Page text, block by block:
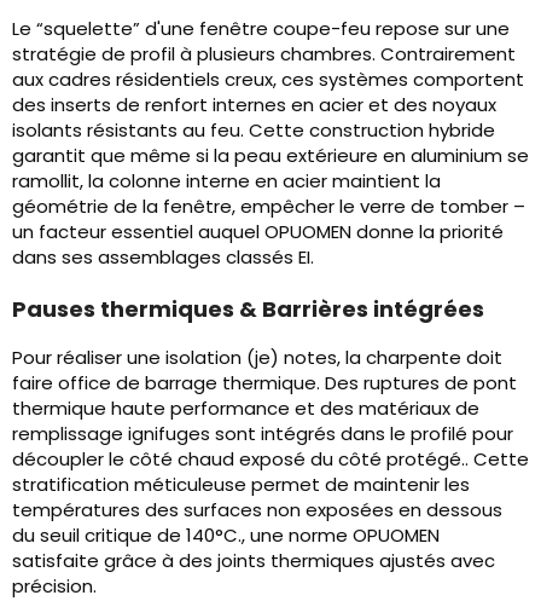
Le “squelette” d'une fenêtre coupe-feu repose sur une
stratégie de profil à plusieurs chambres. Contrairement
aux cadres résidentiels creux, ces systèmes comportent
des inserts de renfort internes en acier et des noyaux
isolants résistants au feu. Cette construction hybride
garantit que même si la peau extérieure en aluminium se
ramollit, la colonne interne en acier maintient la
géométrie de la fenêtre, empêcher le verre de tomber –
un facteur essentiel auquel OPUOMEN donne la priorité
dans ses assemblages classés EI.
Pauses thermiques & Barrières intégrées
Pour réaliser une isolation (je) notes, la charpente doit
faire office de barrage thermique. Des ruptures de pont
thermique haute performance et des matériaux de
remplissage ignifuges sont intégrés dans le profilé pour
découpler le côté chaud exposé du côté protégé.. Cette
stratification méticuleuse permet de maintenir les
températures des surfaces non exposées en dessous
du seuil critique de 140°C., une norme OPUOMEN
satisfaite grâce à des joints thermiques ajustés avec
précision.